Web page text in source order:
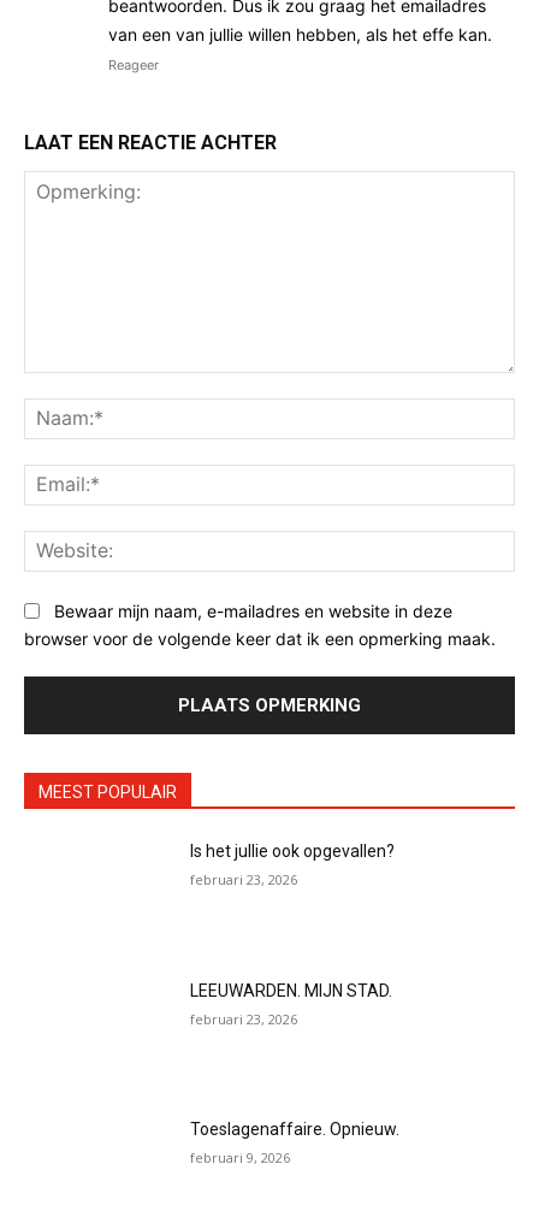
beantwoorden. Dus ik zou graag het emailadres
van een van jullie willen hebben, als het effe kan.
Reageer
LAAT EEN REACTIE ACHTER
Bewaar mijn naam, e-mailadres en website in deze
browser voor de volgende keer dat ik een opmerking maak.
MEEST POPULAIR
Is het jullie ook opgevallen?
februari 23, 2026
LEEUWARDEN. MIJN STAD.
februari 23, 2026
Toeslagenaffaire. Opnieuw.
februari 9, 2026